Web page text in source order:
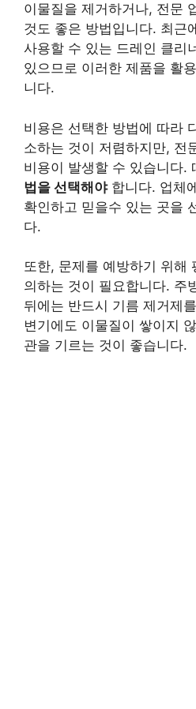
이물질을 제거하거나, 전문
것도 좋은 방법입니다. 최근
사용할 수 있는 드레인 클리
있으므로 이러한 제품을 활
니다.
비용은 선택한 방법에 따라
소하는 것이 저렴하지만, 전
비용이 발생할 수 있습니다.
법을 선택해야합니다. 업체
확인하고 믿을수 있는 곳을
다.
또한, 문제를 예방하기 위해
의하는 것이 필요합니다. 주
뒤에는 반드시 기름 제거제
변기에도 이물질이 쌓이지
관을 기르는 것이 좋습니다.